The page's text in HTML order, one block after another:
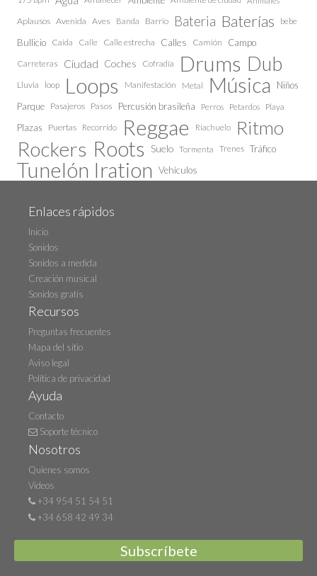
Aplausos Avenida Aves Banda Barrio Bateria Baterías bebe
Bullicio Caida Calle Calle estrecha Calles Camión Campo
Carreteras Ciudad Coches Cofradía Drums Dub
Lluvia loop Loops Manifestación Metal Música
Niños
Parque Pasajeros Pasos Percusión brasileña Perros Petardos Playa
Plazas Puertas Recorrido Reggae Riachuelo Ritmo
Rockers Roots Suelo Tormenta Trenes Tráfico
Tunelón Iration Vehículos
Enlaces rápidos
Inicio
Sonidos
Sonidos a medida
Creación musical
Sonidos gratis
Recursos
Preguntas frecuentes
Mapa del sitio
Aviso legal
Política de privacidad
Ayuda
Contacto
Soporte técnico
Nosotros
Quienes somos
Videos
+34 954 51 54 51
+34 658 42 49 34
Subscríbete